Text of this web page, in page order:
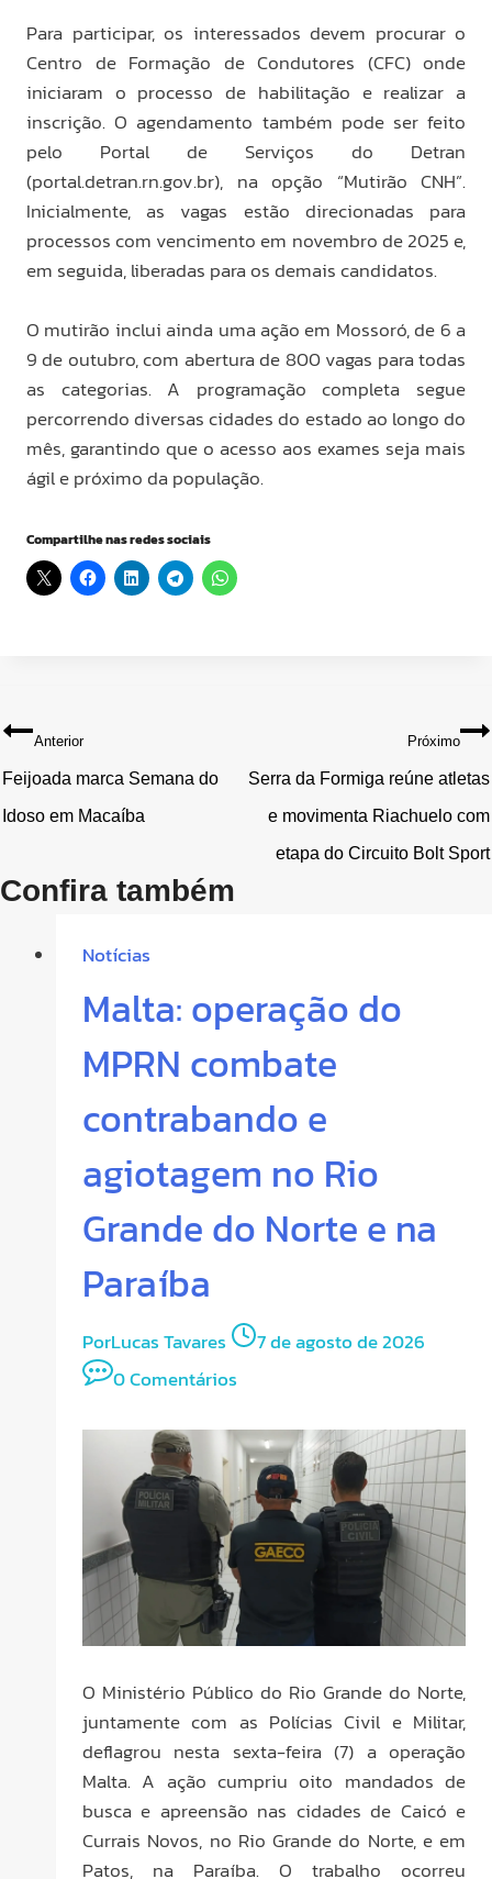
Para participar, os interessados devem procurar o
Centro de Formação de Condutores (CFC) onde
iniciaram o processo de habilitação e realizar a
inscrição. O agendamento também pode ser feito
pelo Portal de Serviços do Detran
(portal.detran.rn.gov.br), na opção “Mutirão CNH”.
Inicialmente, as vagas estão direcionadas para
processos com vencimento em novembro de 2025 e,
em seguida, liberadas para os demais candidatos.
O mutirão inclui ainda uma ação em Mossoró, de 6 a
9 de outubro, com abertura de 800 vagas para todas
as categorias. A programação completa segue
percorrendo diversas cidades do estado ao longo do
mês, garantindo que o acesso aos exames seja mais
ágil e próximo da população.
Compartilhe nas redes sociais
Navegação
de
Post
Anterior
Feijoada marca Semana do
Idoso em Macaíba
Próximo
Serra da Formiga reúne atletas
e movimenta Riachuelo com
etapa do Circuito Bolt Sport
Confira também
Notícias
Malta: operação do
MPRN combate
contrabando e
agiotagem no Rio
Grande do Norte e na
Paraíba
PorLucas Tavares
7 de agosto de 2026
0 Comentários
O Ministério Público do Rio Grande do Norte,
juntamente com as Polícias Civil e Militar,
deflagrou nesta sexta-feira (7) a operação
Malta. A ação cumpriu oito mandados de
busca e apreensão nas cidades de Caicó e
Currais Novos, no Rio Grande do Norte, e em
Patos, na Paraíba. O trabalho ocorreu